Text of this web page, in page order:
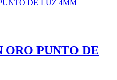
ORO PUNTO DE